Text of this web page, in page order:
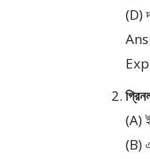
(D)
(A)
(B)